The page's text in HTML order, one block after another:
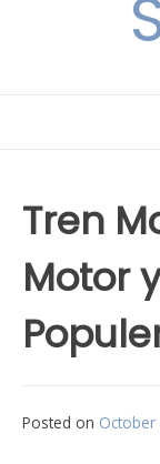
Tren
Motor
Posted on